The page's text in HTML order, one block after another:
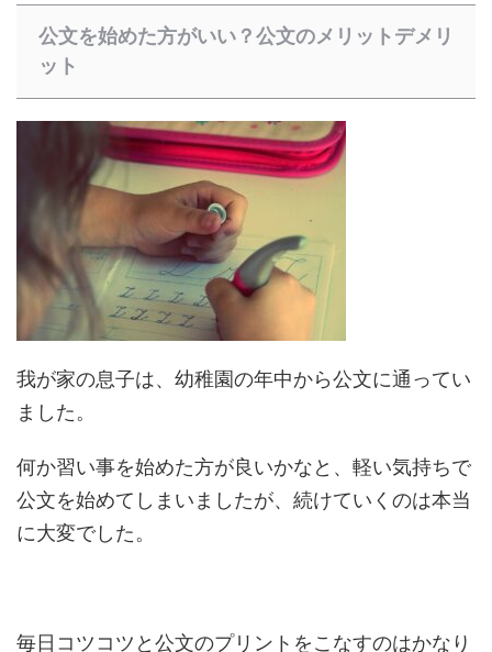
公文を始めた方がいい？公文のメリットデメリ
ット
我が家の息子は、幼稚園の年中から公文に通ってい
ました。
何か習い事を始めた方が良いかなと、軽い気持ちで
公文を始めてしまいましたが、続けていくのは本当
に大変でした。
毎日コツコツと公文のプリントをこなすのはかなり